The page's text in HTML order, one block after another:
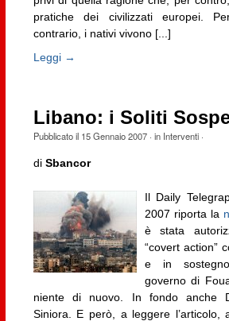
pratiche dei civilizzati europei.
contrario, i nativi vivono [...]
Leggi →
Libano: i Soliti
Pubblicato il 15 Gennaio 2007· in Interventi·
di Sbancor
Il Daily
2007 riporta la
è stata
“covert action”
e in
governo di
niente di nuovo. In fondo anche
Siniora. E però, a leggere l’articolo,